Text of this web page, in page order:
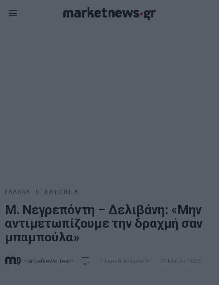
ΕΛΛΑΔΑ ΕΠΙΚΑΙΡΟΤΗΤΑ
Μ. Νεγρεπόντη – Δελιβάνη: «Μην
αντιμετωπίζουμε την δραχμή σαν
μπαμπούλα»
marketnews Team 2 λεπτά ανάγνωση 22 Μαΐου 2026